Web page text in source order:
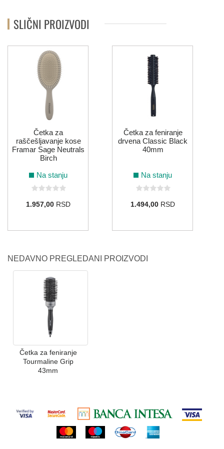
SLIČNI PROIZVODI
Četka za
raščešljavanje kose
Framar Sage Neutrals
Birch
Na stanju
1.957,00RSD
Četka za feniranje
drvena Classic Black
40mm
Na stanju
1.494,00RSD
NEDAVNO PREGLEDANI PROIZVODI
Četka za feniranje
Tourmaline Grip
43mm